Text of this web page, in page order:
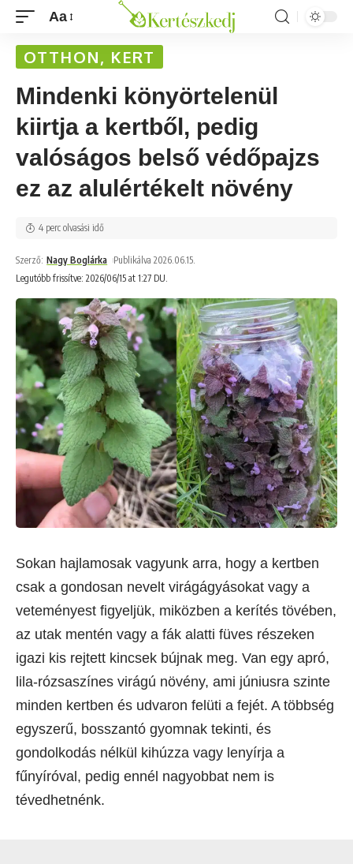
Aa
OTTHON, KERT
Mindenki könyörtelenül
kiirtja a kertből, pedig
valóságos belső védőpajzs
ez az alulértékelt növény
Legutóbb frissítve: 2026/06/15 at 1:27 DU.
Szerző: Nagy Boglárka Publikálva 2026.06.15.
4 perc olvasási idő
Sokan hajlamosak vagyunk arra, hogy a kertben
csak a gondosan nevelt virágágyásokat vagy a
veteményest figyeljük, miközben a kerítés tövében,
az utak mentén vagy a fák alatti füves részeken
igazi kis rejtett kincsek bújnak meg. Van egy apró,
lila-rózsaszínes virágú növény, ami júniusra szinte
minden kertben és udvaron felüti a fejét. A többség
egyszerű, bosszantó gyomnak tekinti, és
gondolkodás nélkül kihúzza vagy lenyírja a
fűnyíróval, pedig ennél nagyobbat nem is
tévedhetnénk.